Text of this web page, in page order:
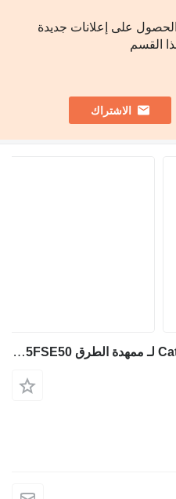
على إعلانات جديدة
القسم
الاشتراك
وحدة التحكم Caterpillar 3656773 لـ ممهدة الطرق Caterpillar 16 140 150 C13 C15 C27 C18 36K D6N D6T D8T SE60 C7.1 D6K2 C9.3 12M3 18M3 740C 725C 735C 525D 535D 545D 555D 930K 621K 623K 824K 924K 815K 825K 988K 972M 982M 926M 966M D9TY 6015B 730C2 725C2 140M3 160M3 AP500F AP600F AP555F AP665B 160D7E MD5075C MD5150C 12M3AWD AP-1000F AP-1055F 140M3AWD 160M3AWD 16M3D10T2 AP655FSE50